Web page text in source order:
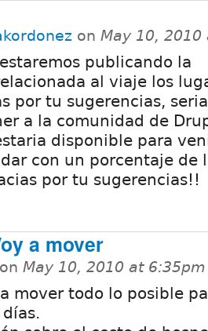
on May 10, 2010
publicando la
al viaje los
por tu sugerencias, seria
a la comunidad de
disponible para
con un porcentaje de
por tu sugerencias!!
a mover
on May 10, 2010 at 6:35pm
mover todo lo posible